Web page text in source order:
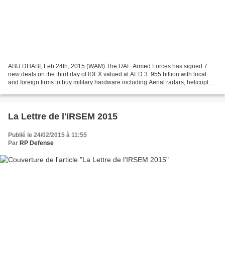
ABU DHABI, Feb 24th, 2015 (WAM) The UAE Armed Forces has signed 7
new deals on the third day of IDEX valued at AED 3. 955 billion with local
and foreign firms to buy military hardware including Aerial radars, helicopters
La Lettre de l'IRSEM 2015
Publié le 24/02/2015 à 11:55
Par RP Defense